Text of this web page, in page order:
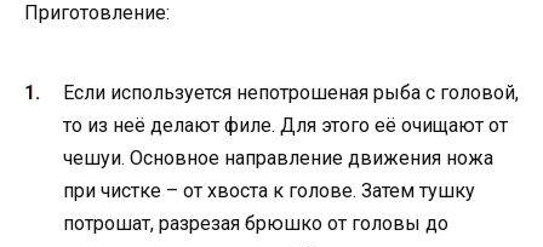
Приготовление:
Если используется непотрошеная рыба с головой,
то из неё делают филе. Для этого её очищают от
чешуи. Основное направление движения ножа
при чистке – от хвоста к голове. Затем тушку
потрошат, разрезая брюшко от головы до